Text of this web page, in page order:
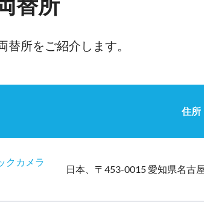
所をご紹介します。
住所
クカメラ
日本、〒453-0015 愛知県名古